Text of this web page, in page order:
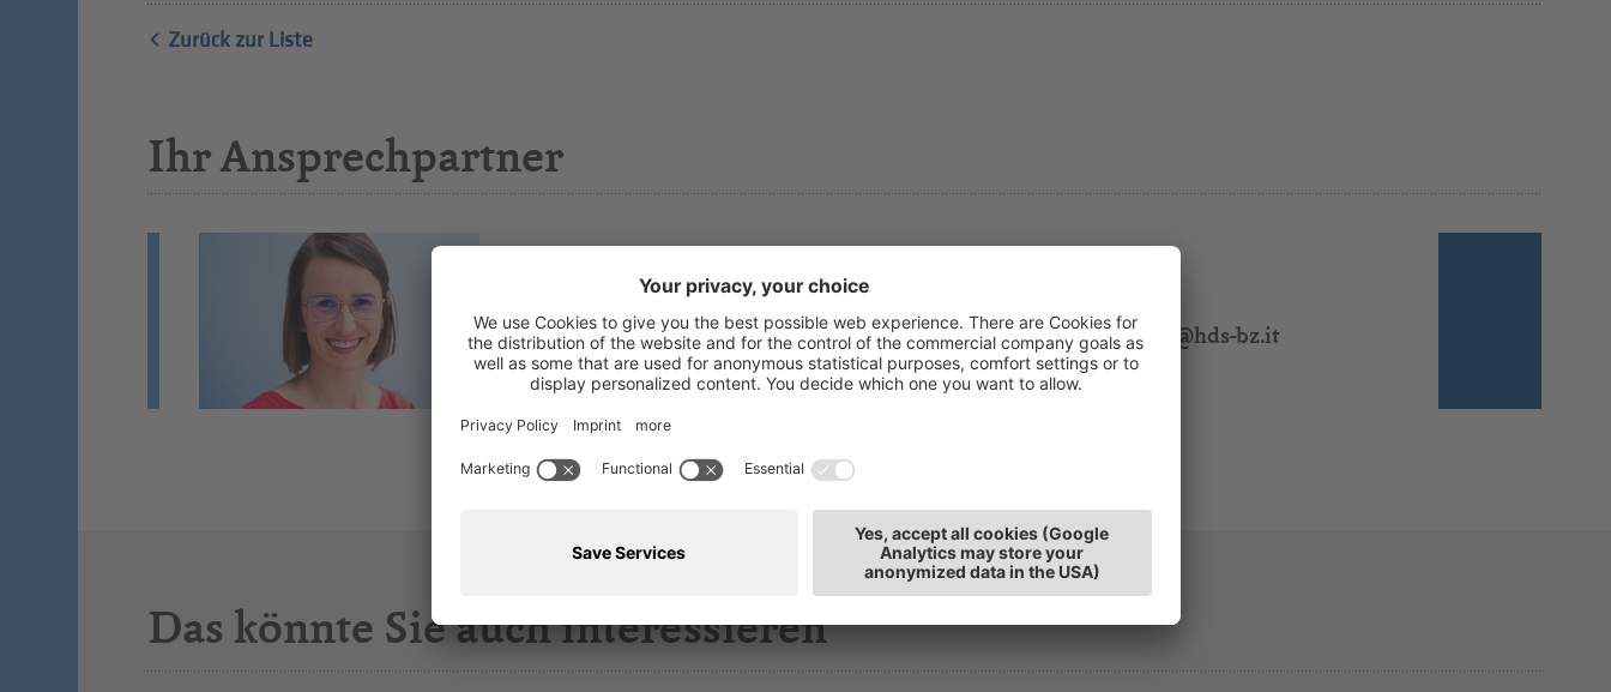
Zurück zur Liste
Ihr Ansprechpartner
Dott.ssa Evelyn Zöschg
Fachgruppenleiterin
Sitz: Bozen
E-Mail:ezoeschg@hds-bz.it
Das könnte Sie auch interessieren